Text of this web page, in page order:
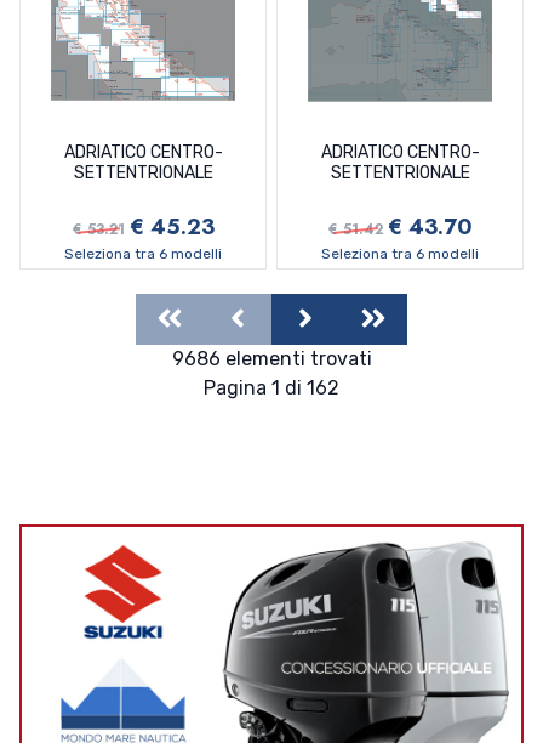
ADRIATICO CENTRO-
SETTENTRIONALE
€ 53.21 € 45.23
Seleziona tra 6 modelli
ADRIATICO CENTRO-
SETTENTRIONALE
€ 51.42 € 43.70
Seleziona tra 6 modelli
FirstPrevious
9686 elementi trovati
Pagina 1 di 162
NextLast